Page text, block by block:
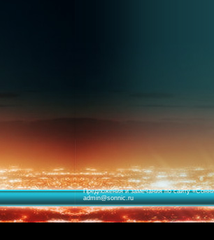
Предложения и замечания по сайту «
admin@sonnic.ru